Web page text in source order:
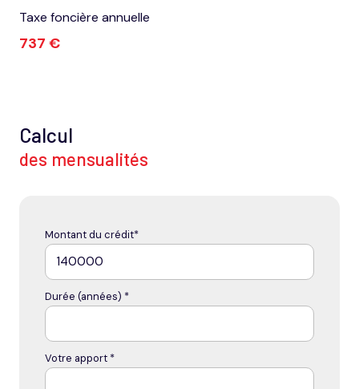
Taxe foncière annuelle
737 €
Calcul
des mensualités
Montant du crédit*
Durée (années) *
Votre apport *